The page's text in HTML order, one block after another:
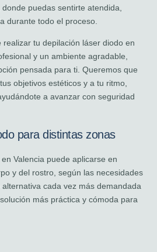
puedas sentirte atendida,
durante todo el proceso.
realizar tu depilación láser diodo en
y un ambiente agradable,
pensada para ti. Queremos que
objetivos estéticos y a tu ritmo,
a avanzar con seguridad
para distintas zonas
Valencia puede aplicarse en
y del rostro, según las necesidades
cada vez más demandada
más práctica y cómoda para